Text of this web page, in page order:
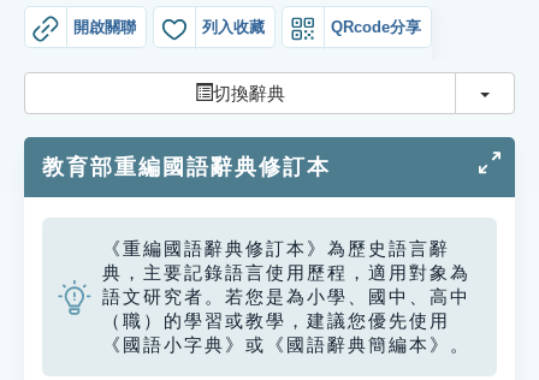
遊戲專區
教學應用
貓頭鷹博士
開啟關聯 列入收藏 QRcode分享
切換辭典 切換
教育部重編國語辭典修訂本
《重編國語辭典修訂本》為歷史語言辭
典，主要記錄語言使用歷程，適用對象為
語文研究者。若您是為小學、國中、高中
（職）的學習或教學，建議您優先使用
《國語小字典》或《國語辭典簡編本》。